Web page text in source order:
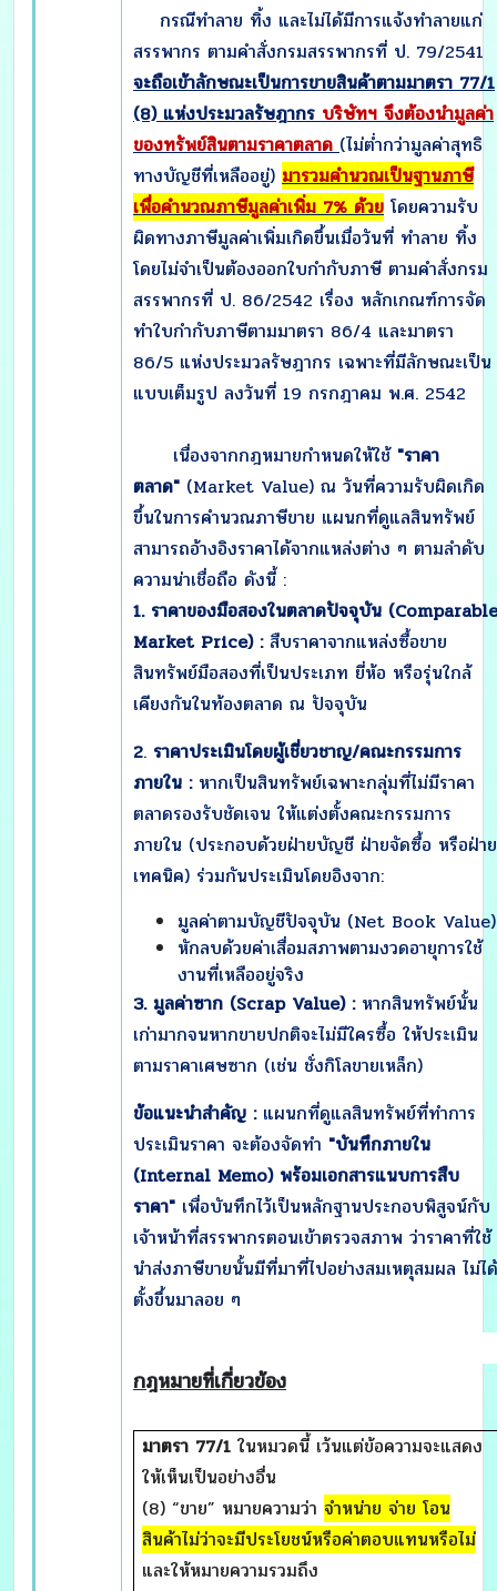
กรณีทำลาย ทิ้ง และไม่ได้มีการแจ้งทำลายแก่
สรรพากร ตามคำสั่งกรมสรรพากรที่ ป. 79/2541
จะถือเข้าลักษณะเป็นการขายสินค้าตามมาตรา77/1
(8) แห่งประมวลรัษฎากรบริษัทฯ จึงต้องนำมูลค่า
ของทรัพย์สินตามราคาตลาด(ไม่ต่ำกว่ามูลค่าสุทธิ
ทางบัญชีที่เหลืออยู่) มารวมคำนวณเป็นฐานภาษี
เพื่อคำนวณภาษีมูลค่าเพิ่ม 7% ด้วย โดยความรับ
ผิดทางภาษีมูลค่าเพิ่มเกิดขึ้นเมื่อวันที่ ทำลาย ทิ้ง
โดยไม่จำเป็นต้องออกใบกำกับภาษี ตามคำสั่งกรม
สรรพากรที่ ป. 86/2542 เรื่อง หลักเกณฑ์การจัด
ทำใบกำกับภาษีตามมาตรา 86/4 และมาตรา
86/5 แห่งประมวลรัษฎากร เฉพาะที่มีลักษณะเป็น
แบบเต็มรูป ลงวันที่ 19 กรกฎาคม พ.ศ. 2542
เนื่องจากกฎหมายกำหนดให้ใช้ "ราคา
ตลาด" (Market Value) ณ วันที่ความรับผิดเกิด
ขึ้นในการคำนวณภาษีขาย แผนกที่ดูแลสินทรัพย์
สามารถอ้างอิงราคาได้จากแหล่งต่าง ๆ ตามลำดับ
ความน่าเชื่อถือ ดังนี้ :
1. ราคาของมือสองในตลาดปัจจุบัน (Comparable
Market Price) :สืบราคาจากแหล่งซื้อขาย
สินทรัพย์มือสองที่เป็นประเภท ยี่ห้อ หรือรุ่นใกล้
เคียงกันในท้องตลาด ณ ปัจจุบัน
2. ราคาประเมินโดยผู้เชี่ยวชาญ/คณะกรรมการ
ภายใน :หากเป็นสินทรัพย์เฉพาะกลุ่มที่ไม่มีราคา
ตลาดรองรับชัดเจน ให้แต่งตั้งคณะกรรมการ
ภายใน (ประกอบด้วยฝ่ายบัญชี ฝ่ายจัดซื้อ หรือฝ่าย
เทคนิค) ร่วมกันประเมินโดยอิงจาก:
มูลค่าตามบัญชีปัจจุบัน (Net Book Value)
หักลบด้วยค่าเสื่อมสภาพตามงวดอายุการใช้
งานที่เหลืออยู่จริง
3. มูลค่าซาก (Scrap Value) :หากสินทรัพย์นั้น
เก่ามากจนหากขายปกติจะไม่มีใครซื้อ ให้ประเมิน
ตามราคาเศษซาก (เช่น ชั่งกิโลขายเหล็ก)
ข้อแนะนำสำคัญ :แผนกที่ดูแลสินทรัพย์ที่ทำการ
ประเมินราคา จะต้องจัดทำ "บันทึกภายใน
(Internal Memo) พร้อมเอกสารแนบการสืบ
ราคา" เพื่อบันทึกไว้เป็นหลักฐานประกอบพิสูจน์กับ
เจ้าหน้าที่สรรพากรตอนเข้าตรวจสภาพ ว่าราคาที่ใช้
นำส่งภาษีขายนั้นมีที่มาที่ไปอย่างสมเหตุสมผล ไม่ได้
ตั้งขึ้นมาลอย ๆ
กฎหมายที่เกี่ยวข้อง
มาตรา 77/1ในหมวดนี้ เว้นแต่ข้อความจะแสดง
ให้เห็นเป็นอย่างอื่น
(8) “ขาย” หมายความว่า จำหน่าย จ่าย โอน
สินค้าไม่ว่าจะมีประโยชน์หรือค่าตอบแทนหรือไม่
และให้หมายความรวมถึง